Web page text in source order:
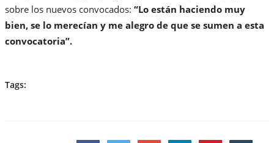
sobre los nuevos convocados: “Lo están haciendo muy
bien, se lo merecían y me alegro de que se sumen a esta
convocatoria”.
Tags: